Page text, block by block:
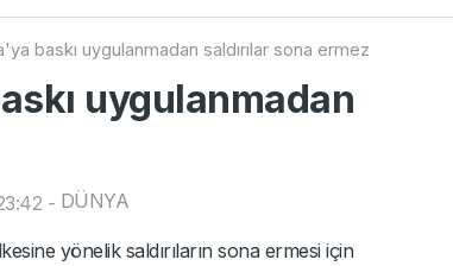
baskı uygulanmadan saldırılar sona ermez
uygulanmadan
- DÜNYA
yönelik saldırıların sona ermesi için